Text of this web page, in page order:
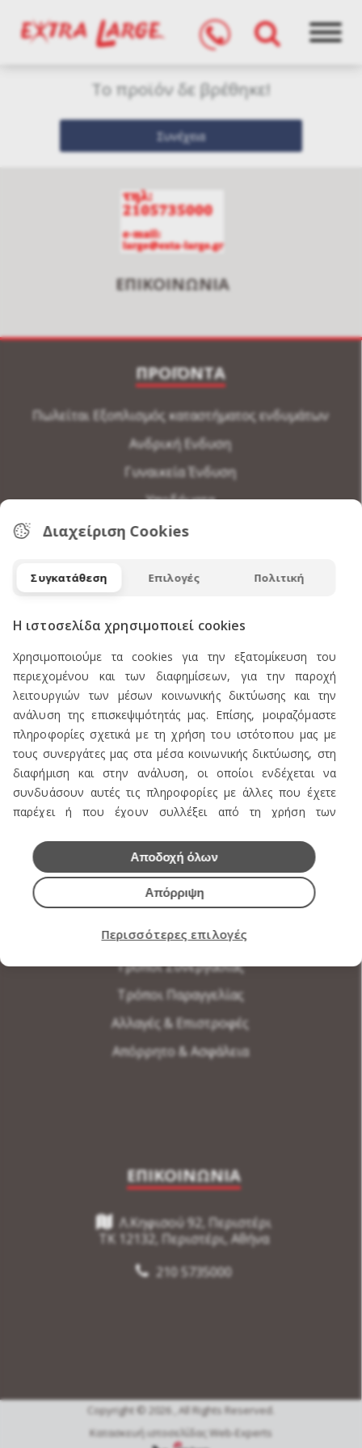
Το προϊόν δε βρέθηκε!
ΕΠΙΚΟΙΝΩΝΙΑ
ΠΡΟΪΟΝΤΑ
Πωλείται Εξοπλισμός καταστήματος ενδυμάτων
Ανδρική Ενδυση
Γυναικεία Ένδυση
Υποδήματα
Εσώρουχα Ανδρικά
Αξεσουάρ Ανδρικά
Η ΕΤΑΙΡΕΙΑ ΜΑΣ
Προφίλ
Κατάστημα-Ωράριο
Μεγεθολόγιο
Παροχές
ΟΡΟΙ ΧΡΗΣΗΣ
Τρόποι Συνεργασίας
Τρόποι Παραγγελίας
Αλλαγές & Επιστροφές
Απόρρητο & Ασφάλεια
ΕΠΙΚΟΙΝΩΝΙΑ
Λ.Κηφισού 92, Περιστέρι
TK 12132, Περιστέρι, Αθήνα
210 5735000
Copyright © 2026 , All Rights Reserved.
Κατασκευή ιστοσελίδας Web-Experts
Διαχείριση Cookies
Συγκατάθεση Επιλογές Πολιτική
Η ιστοσελίδα χρησιμοποιεί cookies
Χρησιμοποιούμε τα cookies για την εξατομίκευση του
περιεχομένου και των διαφημίσεων, για την παροχή
λειτουργιών των μέσων κοινωνικής δικτύωσης και την
ανάλυση της επισκεψιμότητάς μας. Επίσης, μοιραζόμαστε
πληροφορίες σχετικά με τη χρήση του ιστότοπου μας με
τους συνεργάτες μας στα μέσα κοινωνικής δικτύωσης, στη
διαφήμιση και στην ανάλυση, οι οποίοι ενδέχεται να
συνδυάσουν αυτές τις πληροφορίες με άλλες που έχετε
παρέχει ή που έχουν συλλέξει από τη χρήση των
Απόρριψη
Αποδοχή όλων
Περισσότερες επιλογές